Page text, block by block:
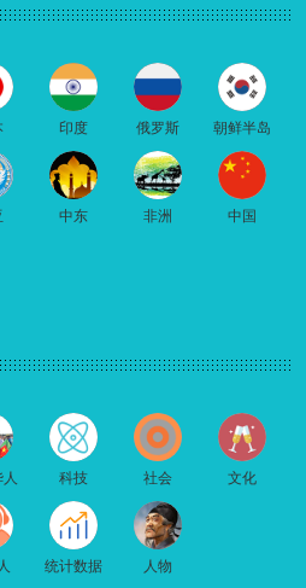
印度 俄罗斯 朝鲜半岛
中东 非洲 中国
科技 社会 文化
统计数据 人物